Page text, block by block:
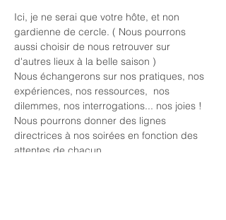
Ici, je ne serai que votre hôte, et non
gardienne de cercle. ( Nous pourrons
aussi choisir de nous retrouver sur
d'autres lieux à la belle saison )
Nous échangerons sur nos pratiques, nos
expériences, nos ressources,  nos
dilemmes, nos interrogations... nos joies !
Nous pourrons donner des lignes
directrices à nos soirées en fonction des
attentes de chacun.